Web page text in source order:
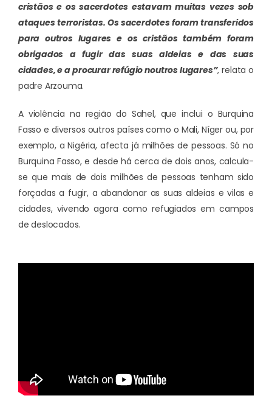
cristãos e os sacerdotes estavam muitas vezes sob
ataques terroristas. Os sacerdotes foram transferidos
para outros lugares e os cristãos também foram
obrigados a fugir das suas aldeias e das suas
cidades, e a procurar refúgio noutros lugares”, relata o
padre Arzouma.
A violência na região do Sahel, que inclui o Burquina
Fasso e diversos outros países como o Mali, Níger ou, por
exemplo, a Nigéria, afecta já milhões de pessoas. Só no
Burquina Fasso, e desde há cerca de dois anos, calcula-
se que mais de dois milhões de pessoas tenham sido
forçadas a fugir, a abandonar as suas aldeias e vilas e
cidades, vivendo agora como refugiados em campos
de deslocados.